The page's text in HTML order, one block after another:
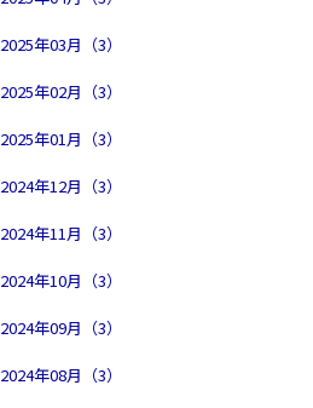
2025年03月（3）
2025年02月（3）
2025年01月（3）
2024年12月（3）
2024年11月（3）
2024年10月（3）
2024年09月（3）
2024年08月（3）